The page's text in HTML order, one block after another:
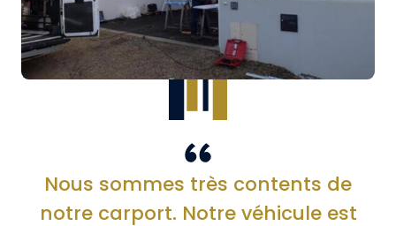
Nous sommes très contents de
notre carport. Notre véhicule est